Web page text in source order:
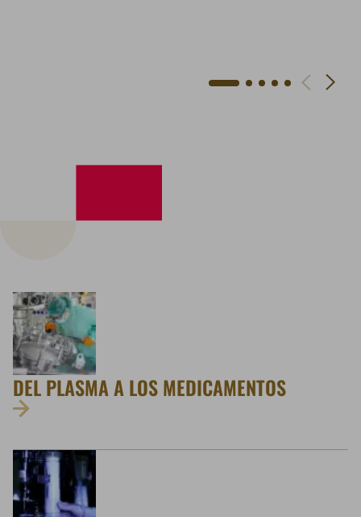
DEL PLASMA A LOS MEDICAMENTOS